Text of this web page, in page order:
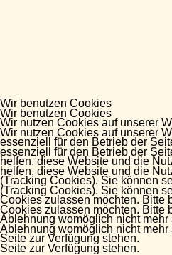
Wir benutzen Cookies
Wir nutzen Cookies auf unserer
essenziell für den Betrieb der
helfen, diese Website und die
(Tracking Cookies). Sie können
Cookies zulassen möchten. Bitte
Ablehnung womöglich nicht
Seite zur Verfügung stehen.
Wir benutzen Cookies
Wir nutzen Cookies auf unserer
essenziell für den Betrieb der
helfen, diese Website und die
(Tracking Cookies). Sie können
Cookies zulassen möchten. Bitte
Ablehnung womöglich nicht
Seite zur Verfügung stehen.